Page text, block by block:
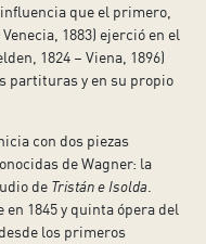
que el primero,
1883) ejerció en el
1824 – Viena, 1896)
partituras y en su propio
con dos piezas
de Wagner: la
de Tristán e Isolda
en 1845 y quinta ópera del
los primeros